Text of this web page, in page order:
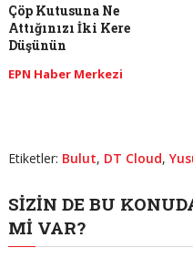
Çöp Kutusuna Ne
Attığınızı İki Kere
Düşünün
EPN Haber Merkezi
Etiketler: Bulut, DT Cloud,
SIZIN DE BU
MI VAR?